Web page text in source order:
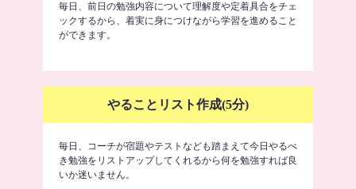
毎日、前日の勉強内容について理解度や定着具合をチェ
ックするから、着実に身につけながら学習を進めること
ができます。
やることリスト作成(5分)
毎日、コーチが宿題やテストなども踏まえて今日やるべ
き勉強をリストアップしてくれるから何を勉強すれば良
いか迷いません。